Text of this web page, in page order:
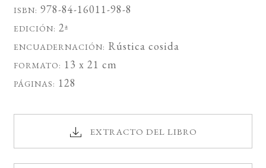
ISBN: 978-84-16011-98-8
EDICIÓN: 2ª
ENCUADERNACIÓN: Rústica cosida
FORMATO: 13 x 21 cm
PÁGINAS: 128
EXTRACTO DEL LIBRO